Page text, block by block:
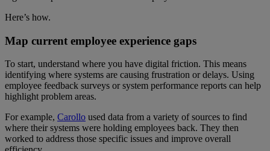
Here’s how.
Map current employee experience gaps
To start, understand where you have digital friction. This means
identifying where systems are causing frustration or delays. Using
employee feedback surveys or system performance reports can help
highlight problem areas.
For example, Carollo used data from a variety of sources to find
where their systems were holding employees back. They then
worked to address those specific issues and improve overall